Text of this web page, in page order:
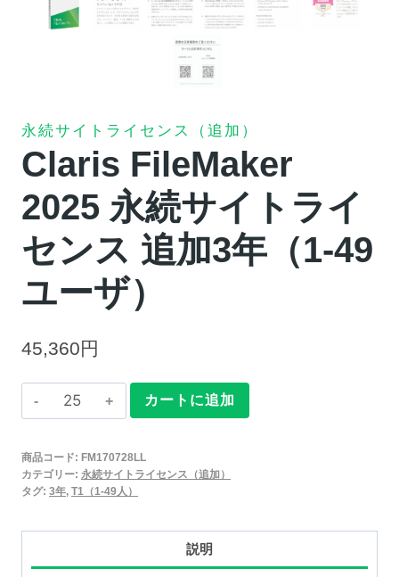
永続サイトライセンス（追加）
Claris FileMaker
2025 永続サイトライ
センス 追加3年（1-49
ユーザ）
45,360円
Claris
FileMaker
永
続
ト
カートに追加
商品コード: FM170728LL
カテゴリー: 永続サイトライセンス（追加）
タグ: 3年, T1（1-49人）
説明